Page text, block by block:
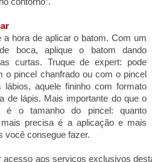
a hora de aplicar o batom. Com um
boca, aplique o batom dando
curtas. Truque de expert: pode
o pincel chanfrado ou com o pincel
lábios, aquele fininho com formato
de lápis. Mais importante do que o
é o tamanho do pincel: quanto
mais precisa é a aplicação e mais
você consegue fazer.
acesso aos serviços exclusivos